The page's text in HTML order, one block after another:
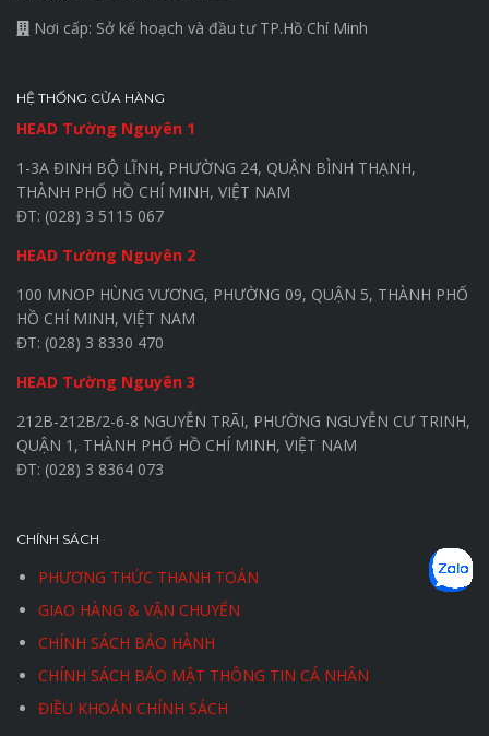
Nơi cấp: Sở kế hoạch và đầu tư TP.Hồ Chí Minh
HỆ THỐNG CỬA HÀNG
HEAD Tường Nguyên 1
1-3A ĐINH BỘ LĨNH, PHƯỜNG 24, QUẬN BÌNH THẠNH,
THÀNH PHỐ HỒ CHÍ MINH, VIỆT NAM
ĐT: (028) 3 5115 067
HEAD Tường Nguyên 2
100 MNOP HÙNG VƯƠNG, PHƯỜNG 09, QUẬN 5, THÀNH PHỐ
HỒ CHÍ MINH, VIỆT NAM
ĐT: (028) 3 8330 470
HEAD Tường Nguyên 3
212B-212B/2-6-8 NGUYỄN TRÃI, PHƯỜNG NGUYỄN CƯ TRINH,
QUẬN 1, THÀNH PHỐ HỒ CHÍ MINH, VIỆT NAM
ĐT: (028) 3 8364 073
CHÍNH SÁCH
PHƯƠNG THỨC THANH TOÁN
GIAO HÀNG & VẬN CHUYỂN
CHÍNH SÁCH BẢO HÀNH
CHÍNH SÁCH BẢO MẬT THÔNG TIN CÁ NHÂN
ĐIỀU KHOẢN CHÍNH SÁCH